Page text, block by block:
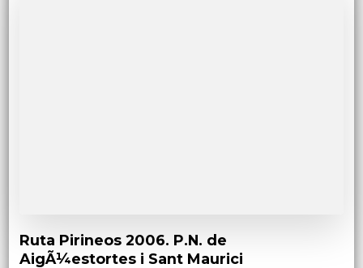
Ruta Pirineos 2006. P.N. de
AigÃ¼estortes i Sant Maurici